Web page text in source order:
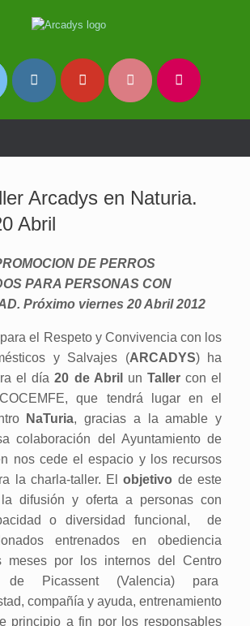
Arcadys en Naturia.
Abril
DE PERROS
PARA PERSONAS CON
Próximo viernes 20 Abril 2012
el Respeto y Convivencia con los
y Salvajes (ARCADYS) ha
el día20 de Abril un Taller con el
que tendrá lugar en el
NaTuria, gracias a la amable y
colaboración del Ayuntamiento de
nos cede el espacio y los recursos
la charla-taller. Elobjetivo de este
difusión y oferta a personas con
o diversidad funcional, de
entrenados en obediencia
meses por los internos del Centro
de Picassent (Valencia) para
compañía y ayuda, entrenamiento
principio a fin por los responsables